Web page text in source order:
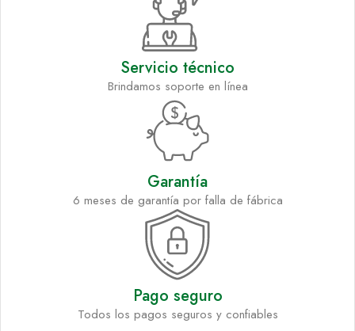
Servicio técnico
Brindamos soporte en línea
Garantía
6 meses de garantía por falla de fábrica
Pago seguro
Todos los pagos seguros y confiables